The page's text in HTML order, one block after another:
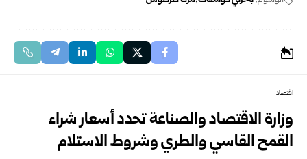
اقتصاد
وزارة الاقتصاد والصناعة تحدد أسعار شراء
القمح القاسي والطري وشروط الاستلام